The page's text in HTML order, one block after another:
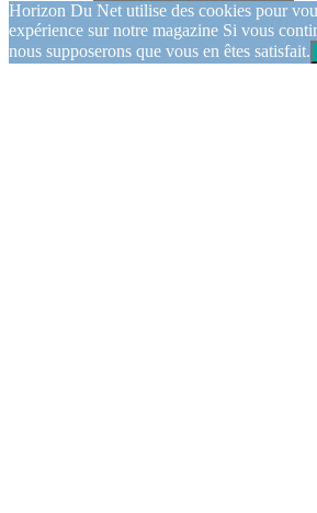
Horizon Du Net utilise des cookies pour
expérience sur notre magazine Si vous
nous supposerons que vous en êtes satisfait.